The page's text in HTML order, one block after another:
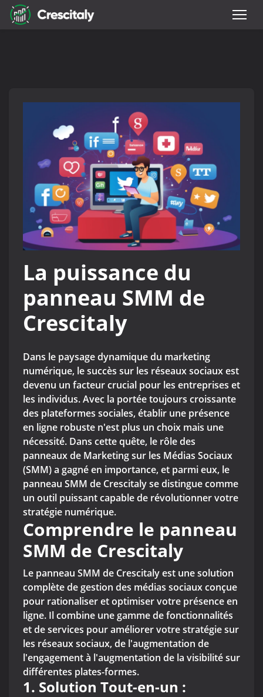
La puissance du
panneau SMM de
Crescitaly
Dans le paysage dynamique du marketing
numérique, le succès sur les réseaux sociaux est
devenu un facteur crucial pour les entreprises et
les individus. Avec la portée toujours croissante
des plateformes sociales, établir une présence
en ligne robuste n'est plus un choix mais une
nécessité. Dans cette quête, le rôle des
panneaux de Marketing sur les Médias Sociaux
(SMM) a gagné en importance, et parmi eux, le
panneau SMM de Crescitaly se distingue comme
un outil puissant capable de révolutionner votre
stratégie numérique.
Comprendre le panneau
SMM de Crescitaly
Le panneau SMM de Crescitaly est une solution
complète de gestion des médias sociaux conçue
pour rationaliser et optimiser votre présence en
ligne. Il combine une gamme de fonctionnalités
et de services pour améliorer votre stratégie sur
les réseaux sociaux, de l'augmentation de
l'engagement à l'augmentation de la visibilité sur
différentes plates-formes.
1. Solution Tout-en-un :